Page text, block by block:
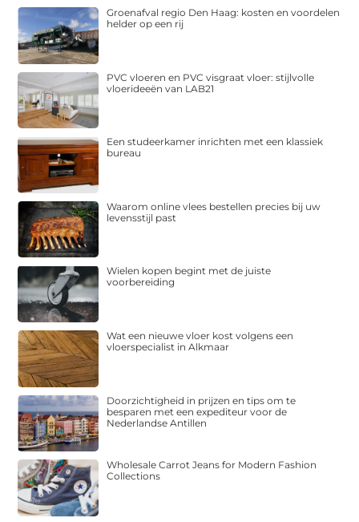
Groenafval regio Den Haag: kosten en voordelen
helder op een rij
PVC vloeren en PVC visgraat vloer: stijlvolle
vloerideeën van LAB21
Een studeerkamer inrichten met een klassiek
bureau
Waarom online vlees bestellen precies bij uw
levensstijl past
Wielen kopen begint met de juiste
voorbereiding
Wat een nieuwe vloer kost volgens een
vloerspecialist in Alkmaar
Doorzichtigheid in prijzen en tips om te
besparen met een expediteur voor de
Nederlandse Antillen
Wholesale Carrot Jeans for Modern Fashion
Collections